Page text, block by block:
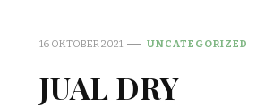
16 OKTOBER 2021 UNCATEGORIZED
JUAL DRY